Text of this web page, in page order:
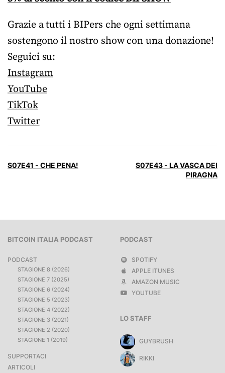
Grazie a tutti i BIPers che ogni settimana
sostengono il nostro show con una donazione!
Seguici su:
Instagram
YouTube
TikTok
Twitter
S07E41 - CHE PENA!
S07E43 - LA VASCA DEI
PIRAGNA
BITCOIN ITALIA PODCAST
PODCAST
STAGIONE 8 (2026)
STAGIONE 7 (2025)
STAGIONE 6 (2024)
STAGIONE 5 (2023)
STAGIONE 4 (2022)
STAGIONE 3 (2021)
STAGIONE 2 (2020)
STAGIONE 1 (2019)
SUPPORTACI
ARTICOLI
PODCAST
SPOTIFY
APPLE ITUNES
AMAZON MUSIC
YOUTUBE
LO STAFF
GUYBRUSH
RIKKI